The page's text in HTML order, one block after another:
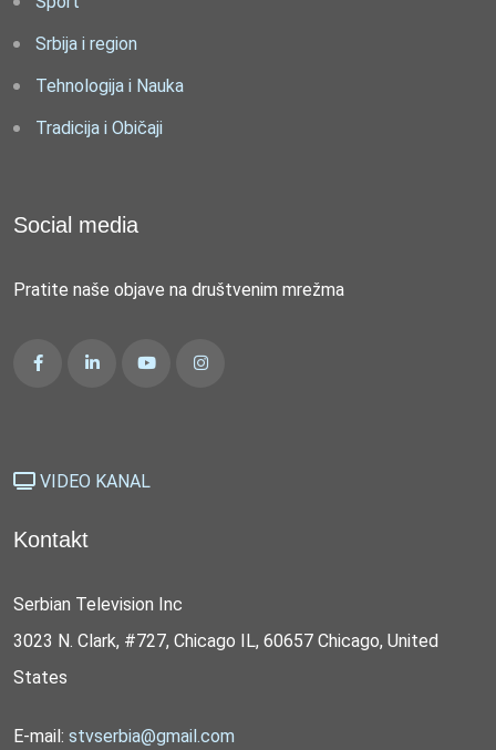
Srbija i region
Tehnologija i Nauka
Tradicija i Običaji
Social media
Pratite naše objave na društvenim mrežma
VIDEO KANAL
Kontakt
Serbian Television Inc
3023 N. Clark, #727, Chicago IL, 60657 Chicago, United
States
E-mail: stvserbia@gmail.com